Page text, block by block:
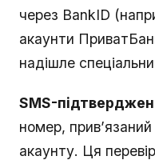
через BankID
акаунти
надішле
SMS-
номер,
акаунту. Ця